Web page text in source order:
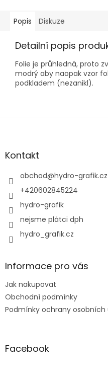
Popis Diskuze
Detailní popis
Folie je průhledná, proto
modrý aby naopak vzor
podkladem (nezanikl).
Z
aKontakt
obchod@hydro-grafik.cz
+420602845224
hydro-grafik
nejsme plátci dph
hydro_grafik.cz
Informace pro vás
Jak nakupovat
Obchodní podmínky
Podmínky ochrany osobních
Facebook